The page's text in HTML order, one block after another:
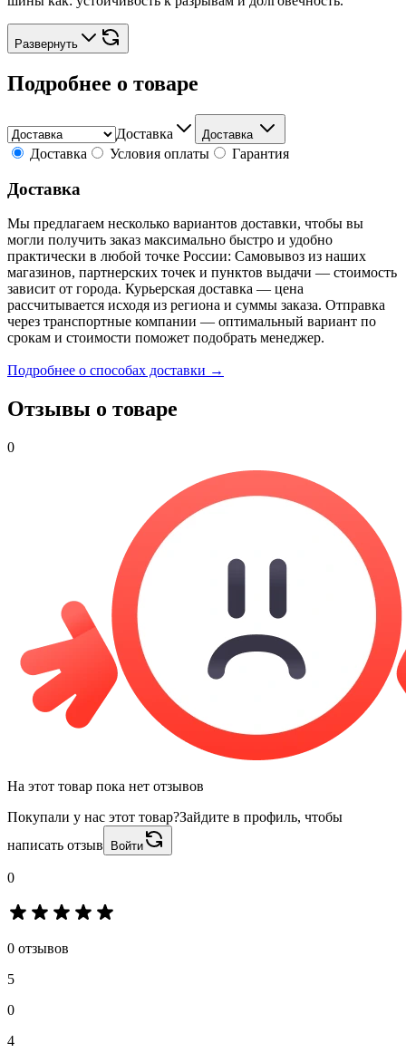
Развернуть
Подробнее о товаре
Доставка Доставка
Доставка Условия оплаты Гарантия
Доставка
Мы предлагаем несколько вариантов доставки, чтобы вы
могли получить заказ максимально быстро и удобно
практически в любой точке России: Самовывоз из наших
магазинов, партнерских точек и пунктов выдачи — стоимость
зависит от города. Курьерская доставка — цена
рассчитывается исходя из региона и суммы заказа. Отправка
через транспортные компании — оптимальный вариант по
срокам и стоимости поможет подобрать менеджер.
Подробнее о способах доставки →
Отзывы о товаре
0
На этот товар пока нет отзывов
Покупали у нас этот товар?Зайдите в профиль, чтобы
написать отзыв
Войти
0
0 отзывов
5
0
4